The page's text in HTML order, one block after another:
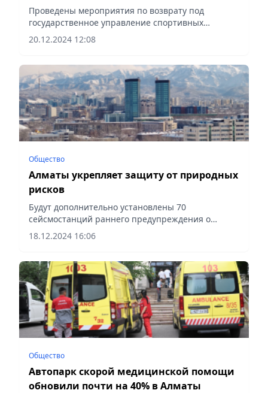
Проведены мероприятия по возврату под
государственное управление спортивных
объектов «Алматы Арена» и «Халык Арена»,
сообщает Vecher.kz.
20.12.2024 12:08
Общество
Алматы укрепляет защиту от природных
рисков
Будут дополнительно установлены 70
сейсмостанций раннего предупреждения о
землетрясениях, сообщает Vecher.kz.
18.12.2024 16:06
Общество
Автопарк скорой медицинской помощи
обновили почти на 40% в Алматы